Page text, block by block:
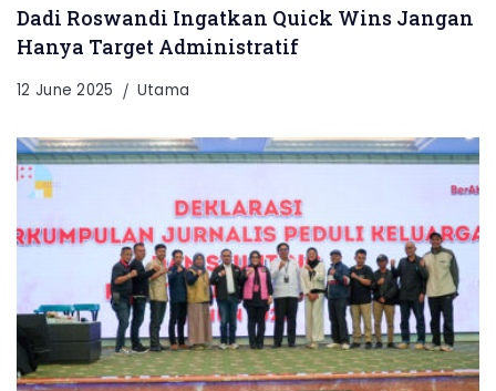
Dadi Roswandi Ingatkan Quick Wins Jangan
Hanya Target Administratif
12 June 2025 Utama